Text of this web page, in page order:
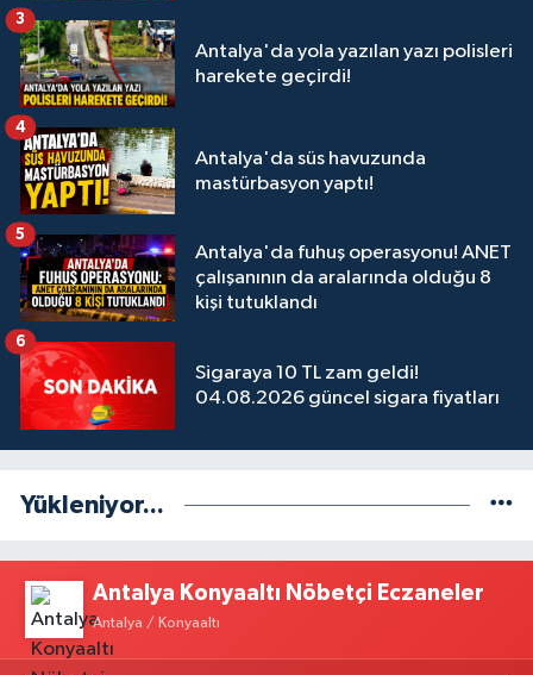
Antalya'da yola yazılan yazı polisleri
harekete geçirdi!
3
Antalya'da süs havuzunda
mastürbasyon yaptı!
4
Antalya'da fuhuş operasyonu! ANET
çalışanının da aralarında olduğu 8
kişi tutuklandı
5
Sigaraya 10 TL zam geldi!
04.08.2026 güncel sigara fiyatları
6
Yükleniyor...
Antalya Konyaaltı Nöbetçi Eczaneler
Antalya / Konyaaltı